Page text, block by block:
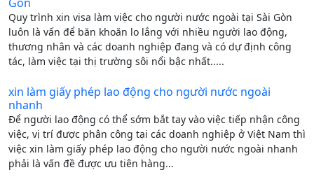
Gòn
Quy trình xin visa làm việc cho người nước ngoài tại Sài Gòn
luôn là vấn để băn khoăn lo lắng với nhiều người lao động,
thương nhân và các doanh nghiệp đang và có dự định công
tác, làm việc tại thị trường sôi nổi bậc nhất.....
xin làm giấy phép lao động cho người nước ngoài
nhanh
Để người lao động có thể sớm bắt tay vào việc tiếp nhận công
việc, vị trí được phân công tại các doanh nghiệp ở Việt Nam thì
việc xin làm giấy phép lao động cho người nước ngoài nhanh
phải là vấn đề được ưu tiên hàng...